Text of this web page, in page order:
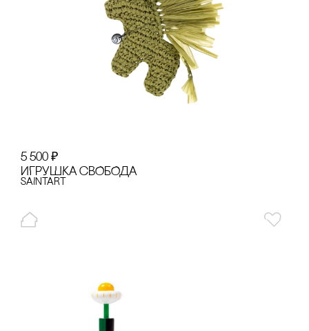
5 500 ₽
ИГРУШКА сВОБОДА
SAINTART